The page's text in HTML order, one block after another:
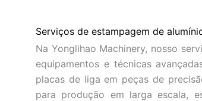
Serviços de estampagem de
Na Yonglihao Machinery, nosso
equipamentos e técnicas
placas de liga em peças de
para produção em larga escala,